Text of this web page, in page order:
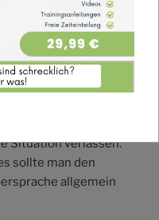
Verhalten
es auch einfach,
macht.
dann, wenn
Situation verlassen.
sollte man den
allgemein